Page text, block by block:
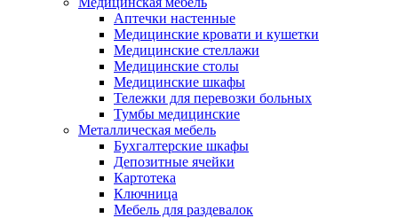
Аптечки настенные
Медицинские кровати и кушетки
Медицинские стеллажи
Медицинские столы
Медицинские шкафы
Тележки для перевозки больных
Тумбы медицинские
Металлическая мебель
Бухгалтерские шкафы
Депозитные ячейки
Картотека
Ключница
Мебель для раздевалок